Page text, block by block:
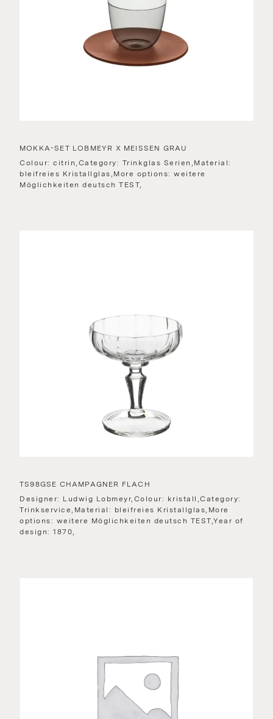
MOKKA-SET LOBMEYR X MEISSEN GRAU
Colour: citrin,Category: Trinkglas Serien,Material:
bleifreies Kristallglas,More options: weitere
Möglichkeiten deutsch TEST,
TS98GSE CHAMPAGNER FLACH
Designer: Ludwig Lobmeyr,Colour: kristall,Category:
Trinkservice,Material: bleifreies Kristallglas,More
options: weitere Möglichkeiten deutsch TEST,Year of
design: 1870,